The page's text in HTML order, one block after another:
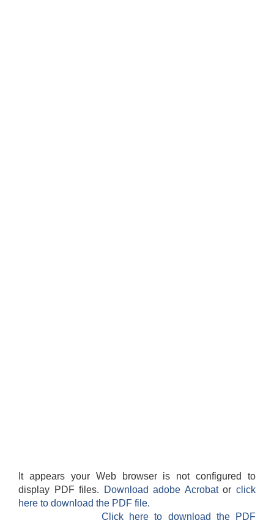
It appears your Web browser is not configured to
display PDF files.
Download adobe Acrobatorclick
here to download the PDF file.
Click here to download the PDF